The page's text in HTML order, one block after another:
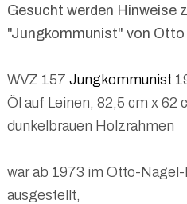
Gesucht werden Hinweise
"Jungkommunist" von
WVZ 157 Jungkommunist
Öl auf Leinen, 82,5 cm x 62
dunkelbrauen Holzrahmen
war ab 1973 im Otto-
ausgestellt,